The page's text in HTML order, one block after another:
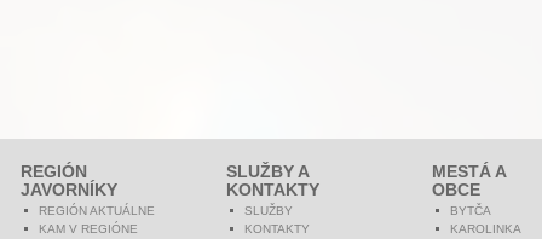
REGIÓN
JAVORNÍKY
REGIÓN AKTUÁLNE
KAM V REGIÓNE
SLUŽBY A
KONTAKTY
SLUŽBY
KONTAKTY
MESTÁ A
OBCE
BYTČA
KAROLINKA